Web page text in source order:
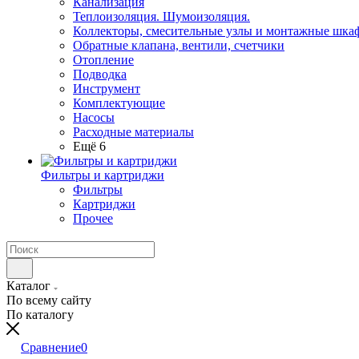
Теплоизоляция. Шумоизоляция.
Коллекторы, смесительные узлы и монтажные
Обратные клапана, вентили, счетчики
Отопление
Подводка
Инструмент
Комплектующие
Насосы
Расходные материалы
Ещё 6
Фильтры и картриджи
Фильтры
Картриджи
Прочее
Каталог
По всему сайту
По каталогу
Сравнение0